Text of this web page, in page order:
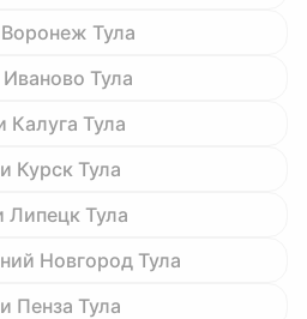
Тула
Тула
Калуга Тула
Курск Тула
Липецк Тула
Новгород Тула
Пенза Тула